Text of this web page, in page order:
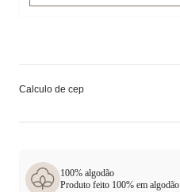
Calculo de cep
100% algodão
Produto feito 100% em algodão